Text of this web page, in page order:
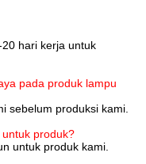
hari kerja untuk
pada produk lampu
sebelum produksi kami.
produk?
untuk produk kami.